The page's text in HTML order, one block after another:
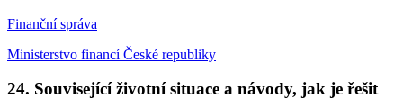
Finanční správa
Ministerstvo financí České republiky
24. Související životní situace a návody, jak je řešit